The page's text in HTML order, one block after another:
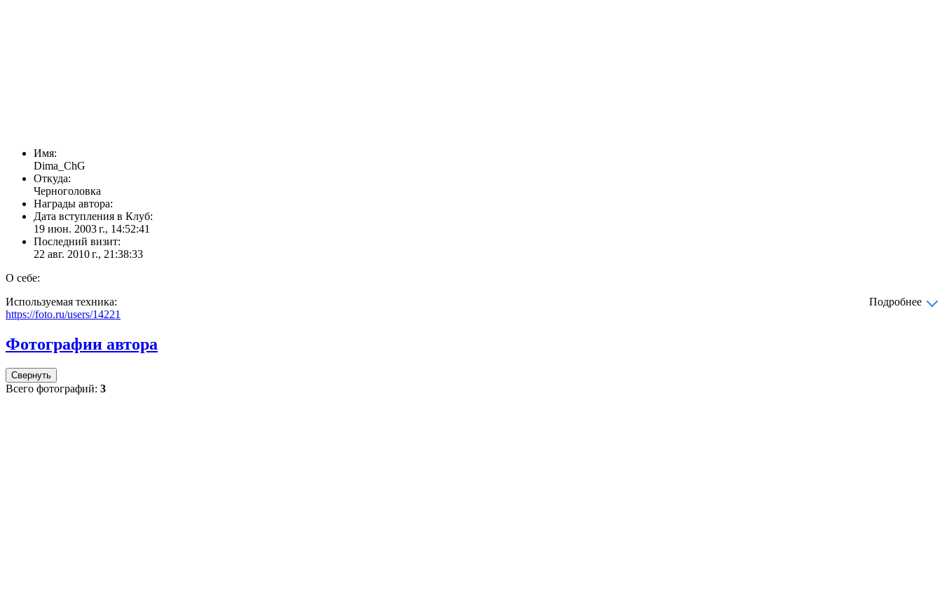
Имя:
Dima_ChG
Откуда:
Черноголовка
Награды автора:
Дата вступления в Клуб:
19 июн. 2003 г., 14:52:41
Последний визит:
22 авг. 2010 г., 21:38:33
О себе:
Используемая техника:
Подробнее
https://foto.ru/users/14221
Фотографии автора
Свернуть
Всего фотографий: 3